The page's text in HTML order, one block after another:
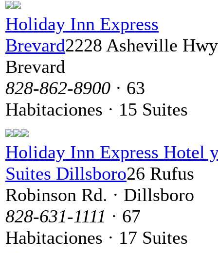
Holiday Inn Express
Brevard2228 Asheville
Brevard
828-862-8900 · 63
Habitaciones · 15 Suites
Holiday Inn Express Hotel
Suites Dillsboro26 Rufus
Robinson Rd. · Dillsboro
828-631-1111 · 67
Habitaciones · 17 Suites